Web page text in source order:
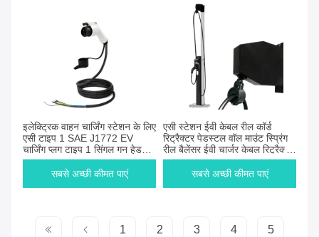
इलेक्ट्रिक वाहन चार्जिंग स्टेशन के लिए
एसी टाइप 1 SAE J1772 EV
चार्जिंग प्लग टाइप 1 सिंगल गन हेड
16A 3.5KW 32A 7KW
सबसे अच्छी कीमत पाएं
एसी स्टेशन ईवी केबल रील कॉर्ड
रिट्रैक्टर पेडस्टल वॉल माउंट स्प्रिंग
रील बैलेंसर ईवी चार्जर केबल रिट्रैक्टर
केबल रील
सबसे अच्छी कीमत पाएं
1 2 3 4 5